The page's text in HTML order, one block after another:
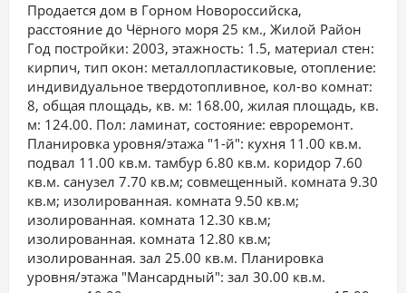
Продается дом в Горном Новороссийска,
расстояние до Чёрного моря 25 км., Жилой Район
Год постройки: 2003, этажность: 1.5, материал стен:
кирпич, тип окон: металлопластиковые, отопление:
индивидуальное твердотопливное, кол-во комнат:
8, общая площадь, кв. м: 168.00, жилая площадь, кв.
м: 124.00. Пол: ламинат, состояние: евроремонт.
Планировка уровня/этажа "1-й": кухня 11.00 кв.м.
подвал 11.00 кв.м. тамбур 6.80 кв.м. коридор 7.60
кв.м. санузел 7.70 кв.м; совмещенный. комната 9.30
кв.м; изолированная. комната 9.50 кв.м;
изолированная. комната 12.30 кв.м;
изолированная. комната 12.80 кв.м;
изолированная. зал 25.00 кв.м. Планировка
уровня/этажа "Мансардный": зал 30.00 кв.м.